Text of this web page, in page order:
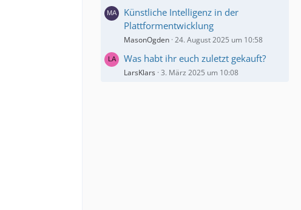
Künstliche Intelligenz in der
Plattformentwicklung
MasonOgden 24. August 2025 um 10:58
Was habt ihr euch zuletzt gekauft?
LarsKlars 3. März 2025 um 10:08